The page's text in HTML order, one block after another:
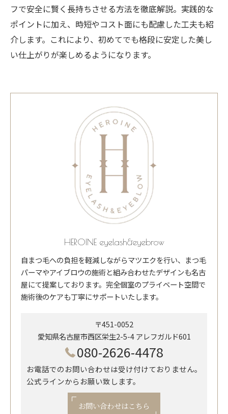
フで安全に賢く長持ちさせる方法を徹底解説。実践的な
ポイントに加え、時短やコスト面にも配慮した工夫も紹
介します。これにより、初めてでも格段に安定した美し
い仕上がりが楽しめるようになります。
HEROINE eyelash&eyebrow
自まつ毛への負担を軽減しながらマツエクを行い、まつ毛
パーマやアイブロウの施術と組み合わせたデザインも名古
屋にて提案しております。完全個室のプライベート空間で
施術後のケアも丁寧にサポートいたします。
〒451-0052
愛知県名古屋市西区栄生2-5-4 アレフガルド601
080-2626-4478
お電話でのお問い合わせは受け付けておりません。
公式ラインからお願い致します。
お問い合わせはこちら